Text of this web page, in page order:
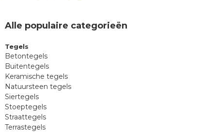
Alle populaire categorieën
Tegels
Betontegels
Buitentegels
Keramische tegels
Natuursteen tegels
Siertegels
Stoeptegels
Straattegels
Terrastegels